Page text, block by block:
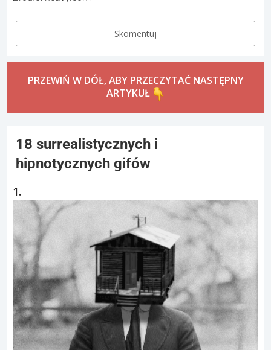
Skomentuj
PRZEWIŃ W DÓŁ, ABY PRZECZYTAĆ NASTĘPNY
ARTYKUŁ
18 surrealistycznych i
hipnotycznych gifów
1.